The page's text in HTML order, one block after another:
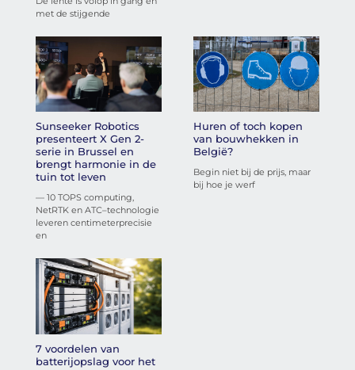
met de stijgende
Sunseeker Robotics
presenteert X Gen 2-
serie in Brussel en
brengt harmonie in de
tuin tot leven
— 10 TOPS computing,
NetRTK en ATC–technologie
leveren centimeterprecisie
en
Huren of toch kopen
van bouwhekken in
België?
Begin niet bij de prijs, maar
bij hoe je werf
7 voordelen van
batterijopslag voor het